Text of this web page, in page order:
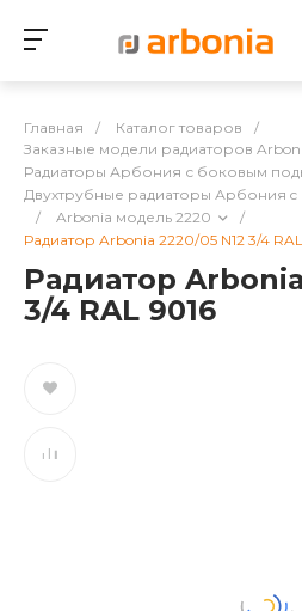
Главная / Каталог товаров
/
Заказные модели радиаторов
Радиаторы Арбония с боковым
Двухтрубные радиаторы Арбония
/
Arbonia модель 2220
/
Радиатор Arbonia 2220/05 N12 3/4
Радиатор
3/4 RAL 9016